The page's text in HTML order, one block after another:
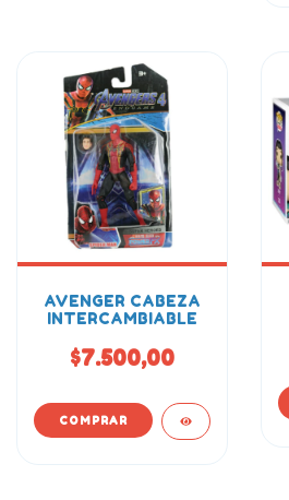
AVENGER CABEZA
INTERCAMBIABLE
$7.500,00